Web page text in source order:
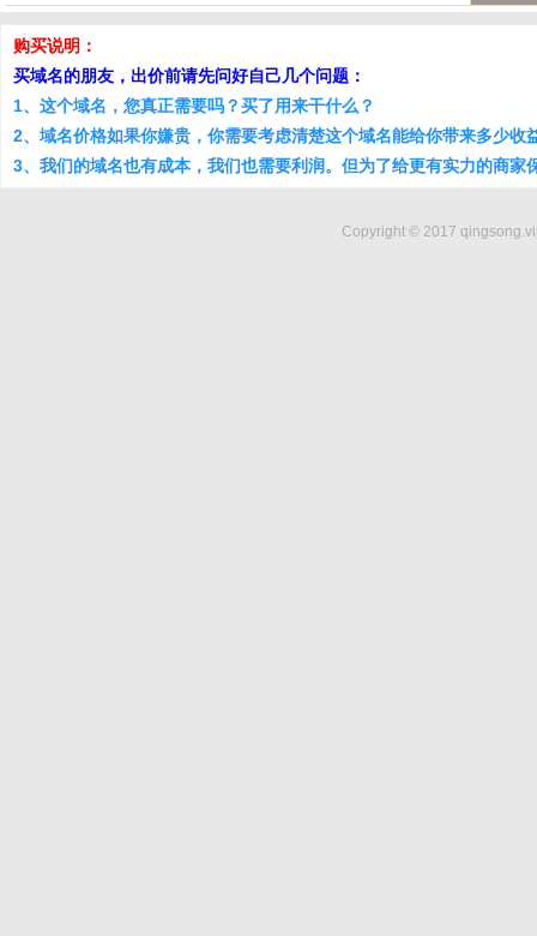
购买说明：
买域名的朋友，出价前请先问好自己几个问题：
1、这个域名，您真正需要吗？买了用来干什么？
2、域名价格如果你嫌贵，你需要考虑清楚这个域名能给你带来多少收
3、我们的域名也有成本，我们也需要利润。但为了给更有实力的商家
Copyright © 2017